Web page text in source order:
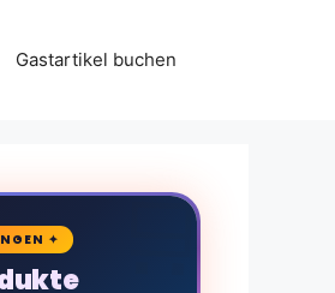
Gastartikel buchen
🛒
✦